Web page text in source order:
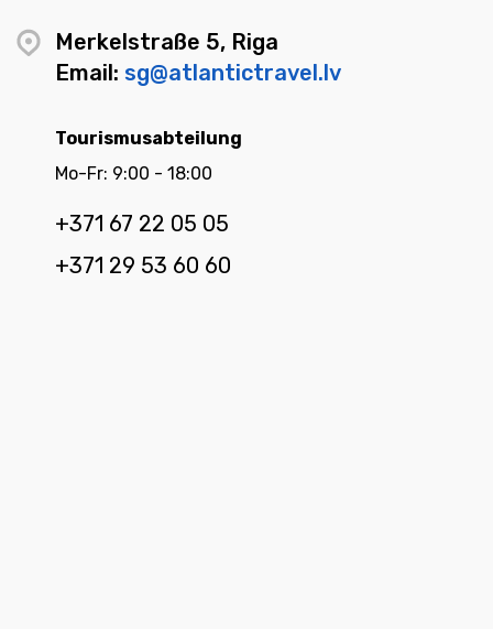
Merkelstraße 5, Riga
Email: sg@atlantictravel.lv
Tourismusabteilung
Mo-Fr: 9:00 - 18:00
+371 67 22 05 05
+371 29 53 60 60